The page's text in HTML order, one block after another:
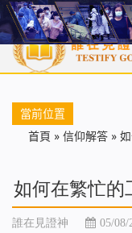
首頁 每日靈糧
當前位置
首頁 » 信仰解答 »
如何在繁忙的
誰在見證神 05/08/